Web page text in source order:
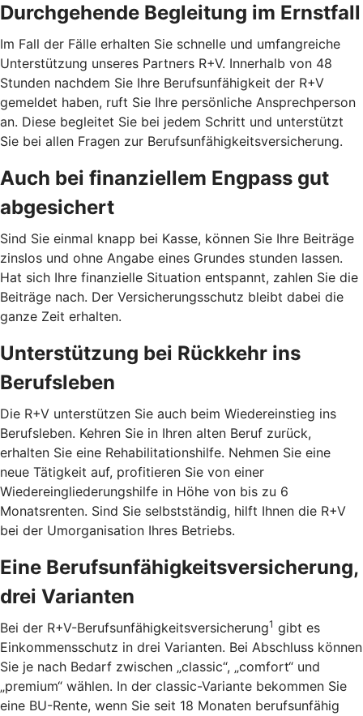
Durchgehende Begleitung im Ernstfall
Im Fall der Fälle erhalten Sie schnelle und umfangreiche
Unterstützung unseres Partners R+V. Innerhalb von 48
Stunden nachdem Sie Ihre Berufsunfähigkeit der R+V
gemeldet haben, ruft Sie Ihre persönliche Ansprechperson
an. Diese begleitet Sie bei jedem Schritt und unterstützt
Sie bei allen Fragen zur Berufsunfähigkeitsversicherung.
Auch bei finanziellem Engpass gut
abgesichert
Sind Sie einmal knapp bei Kasse, können Sie Ihre Beiträge
zinslos und ohne Angabe eines Grundes stunden lassen.
Hat sich Ihre finanzielle Situation entspannt, zahlen Sie die
Beiträge nach. Der Versicherungsschutz bleibt dabei die
ganze Zeit erhalten.
Unterstützung bei Rückkehr ins
Berufsleben
Die R+V unterstützen Sie auch beim Wiedereinstieg ins
Berufsleben. Kehren Sie in Ihren alten Beruf zurück,
erhalten Sie eine Rehabilitationshilfe. Nehmen Sie eine
neue Tätigkeit auf, profitieren Sie von einer
Wiedereingliederungshilfe in Höhe von bis zu 6
Monatsrenten. Sind Sie selbstständig, hilft Ihnen die R+V
bei der Umorganisation Ihres Betriebs.
Eine Berufsunfähigkeitsversicherung,
drei Varianten
Bei der R+V-Berufsunfähigkeitsversicherung1 gibt es
Einkommensschutz in drei Varianten. Bei Abschluss können
Sie je nach Bedarf zwischen „classic“, „comfort“ und
„premium“ wählen. In der classic-Variante bekommen Sie
eine BU-Rente, wenn Sie seit 18 Monaten berufsunfähig